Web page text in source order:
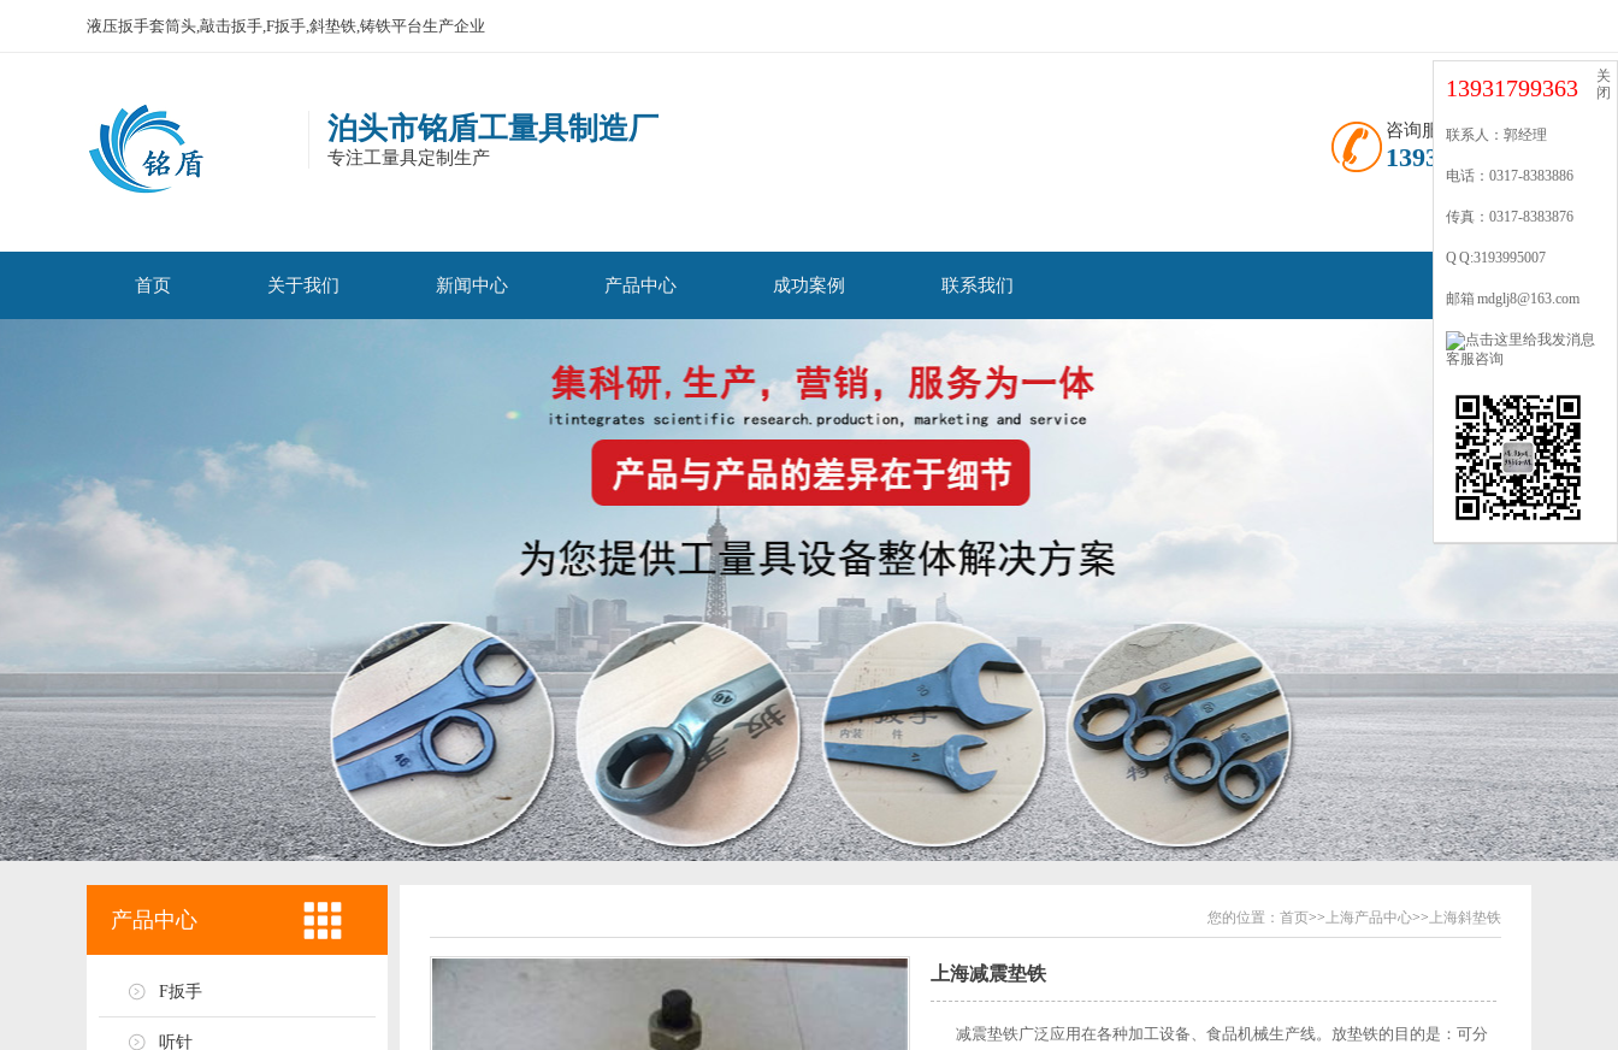
液压扳手套筒头,敲击扳手,F扳手,斜垫铁,铸铁平台生产企业
泊头市铭盾工量具制造厂
专注工量具定制生产
咨询服务热线
13931799363
首页 关于我们 新闻中心 产品中心 成功案例 联系我们
产品中心
F扳手
听针
您的位置： 首页>> 上海产品中心>> 上海斜垫铁
上海减震垫铁
减震垫铁广泛应用在各种加工设备、食品机械生产线。放垫铁的目的是：可分
关
闭
13931799363
联系人：郭经理
电话：0317-8383886
传真：0317-8383876
Q Q:3193995007
邮箱 mdglj8@163.com
客服咨询